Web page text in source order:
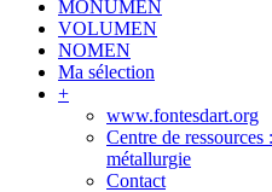
MONUMEN
VOLUMEN
NOMEN
Ma sélection
+
www.fontesdart.org
Centre de
métallurgie
Contact